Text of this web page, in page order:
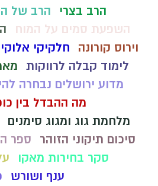
הרב בצרי
הרב של
השפעת סמים על המוח
וירוס קורונה
חלקיקי אלוקי
לימוד קבלה לרווקות
מדוע ירושלים נבחרה
מה ההבדל בין
מלחמת גוג ומגוג סימנים
סיכום תיקוני הזוהר
ספר
סקר בחירות מאקו
ענף ושורש